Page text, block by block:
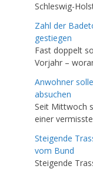
Schleswig-
Zahl der
gestiegen
Fast doppelt
Vorjahr –
Anwohner
absuchen
Seit Mittwoch
einer
Steigende
vom Bund
Steigende